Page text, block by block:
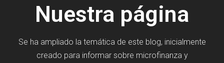
Nuestra página
Se ha ampliado la temática de este blog, inicialmente
creado para informar sobre microfinanza y